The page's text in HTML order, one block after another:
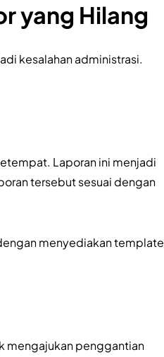
yang Hilang
kesalahan administrasi.
Laporan ini menjadi
tersebut sesuai dengan
menyediakan template
mengajukan penggantian